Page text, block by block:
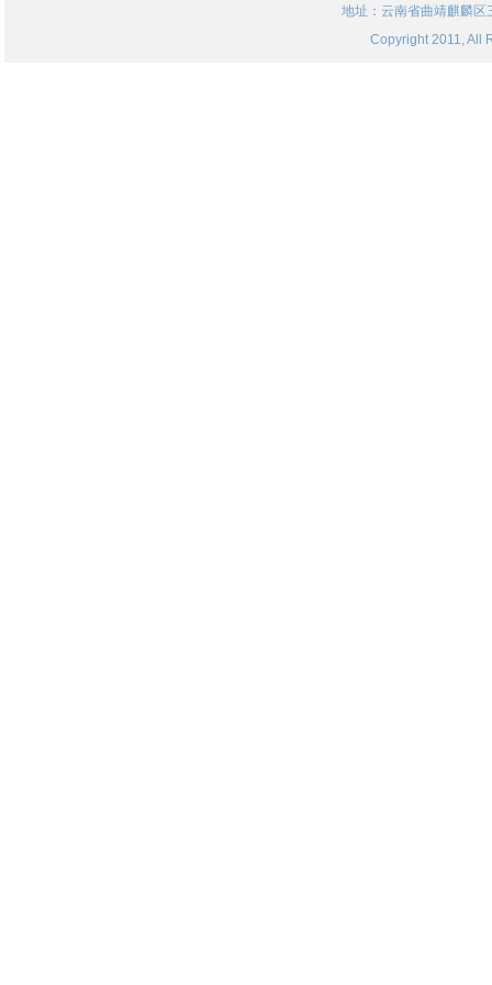
地址：云南省曲靖麒麟
Copyright 2011, All